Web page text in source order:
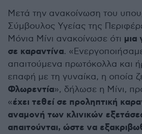
Μετά την ανακοίνωση του
Σύμβουλος Υγείας της
Μόνια Μίνι ανακοίνωσε ότι μια
σε καραντίνα.
απαιτούμενα πρωτόκολλα και
επαφή με τη γυναίκα, η οποία
Φλωρεντία», δήλωσε η Μίνι,
«έχει τεθεί σε προληπτική
αναμονή των κλινικών
απαιτούνται, ώστε να